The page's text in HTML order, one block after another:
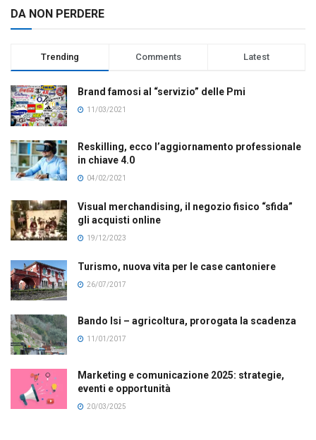
DA NON PERDERE
Trending Comments Latest
Brand famosi al “servizio” delle Pmi
11/03/2021
Reskilling, ecco l’aggiornamento professionale
in chiave 4.0
04/02/2021
Visual merchandising, il negozio fisico “sfida”
gli acquisti online
19/12/2023
Turismo, nuova vita per le case cantoniere
26/07/2017
Bando Isi – agricoltura, prorogata la scadenza
11/01/2017
Marketing e comunicazione 2025: strategie,
eventi e opportunità
20/03/2025